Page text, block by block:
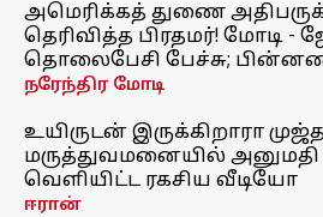
அமெரிக்கத் துணை
தெரிவித்த பிரதமர்! மோடி -
தொலைபேசி பேச்சு;
நரேந்திர மோடி
உயிருடன் இருக்கிறாரா
மருத்துவமனையில்
வெளியிட்ட ரகசிய வீடியோ
ஈரான்